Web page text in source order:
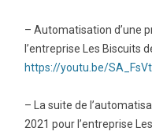
– Automatisation d’une
l’entreprise Les Biscuits
https://youtu.be/
– La suite de
2021 pour l’entreprise